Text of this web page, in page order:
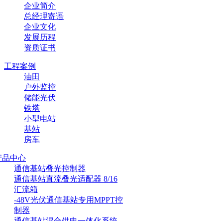
企业简介
总经理寄语
企业文化
发展历程
资质证书
工程案例
油田
户外监控
储能光伏
铁塔
小型电站
基站
房车
品中心
通信基站叠光控制器
通信基站直流叠光适配器 8/16
汇流箱
-48V光伏通信基站专用MPPT控
制器